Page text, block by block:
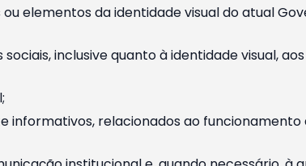
elementos da identidade visual do atual
inclusive quanto à identidade visual,
relacionados ao funcionamento